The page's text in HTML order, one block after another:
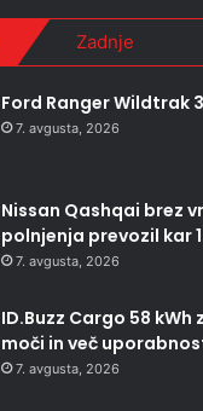
Zadnje
Ford Ranger Wildtrak
7. avgusta, 2026
Nissan Qashqai brez
polnjenja prevozil kar
7. avgusta, 2026
ID.Buzz Cargo 58 kWh
moči in več
7. avgusta, 2026